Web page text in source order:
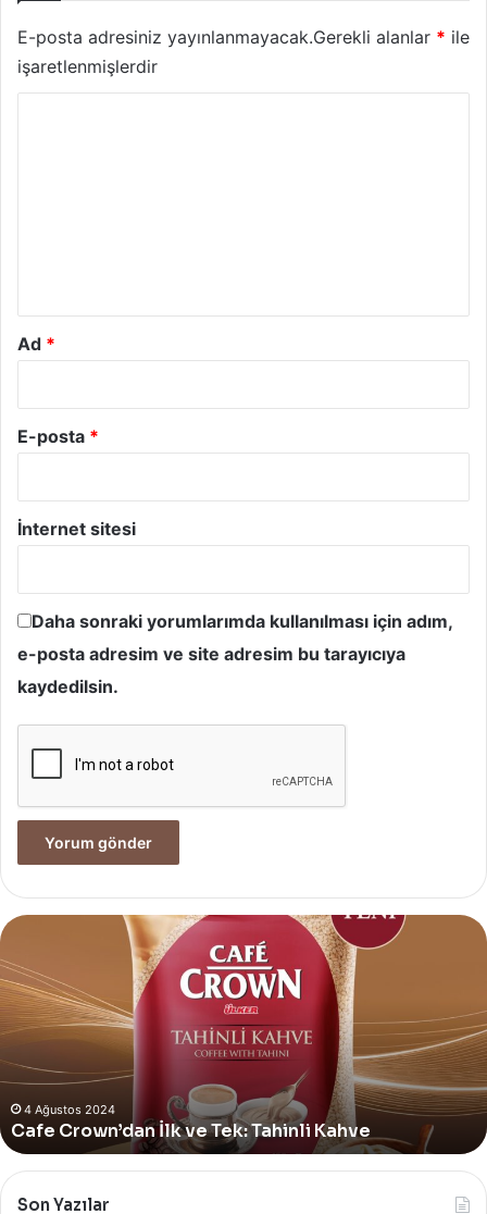
E-posta adresiniz yayınlanmayacak.Gerekli alanlar * ile
işaretlenmişlerdir
Ad *
E-posta *
İnternet sitesi
Daha sonraki yorumlarımda kullanılması için adım,
e-posta adresim ve site adresim bu tarayıcıya
kaydedilsin.
Yves
Rocher,
Momo
Bodrum’da
Yer
Alan
Yeni
Summer
Pop-
Up
Mağazasını
Özel
Bir
Yves Rocher, Momo Bodrum’da Yer Alan Yeni
Summer Pop-Up Mağazasını Özel Bir Davet İle
Kutladı!
Son Yazılar